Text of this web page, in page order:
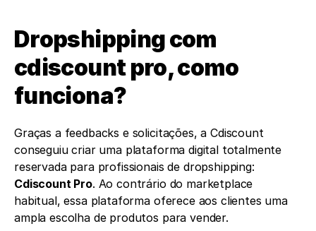
Dropshipping com
cdiscount pro, como
funciona?
Graças a feedbacks e solicitações, a Cdiscount
conseguiu criar uma plataforma digital totalmente
Cdiscount Pro. Ao contrário do marketplace
habitual, essa plataforma oferece aos clientes uma
ampla escolha de produtos para vender.